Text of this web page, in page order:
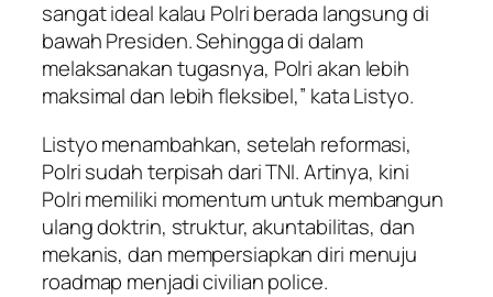
sangat ideal kalau Polri berada langsung di
bawah Presiden. Sehingga di dalam
melaksanakan tugasnya, Polri akan lebih
maksimal dan lebih fleksibel,” kata Listyo.
Listyo menambahkan, setelah reformasi,
Polri sudah terpisah dari TNI. Artinya, kini
Polri memiliki momentum untuk membangun
ulang doktrin, struktur, akuntabilitas, dan
mekanis, dan mempersiapkan diri menuju
roadmap menjadi civilian police.